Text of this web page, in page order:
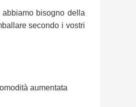
bisogno della
secondo i vostri
aumentata